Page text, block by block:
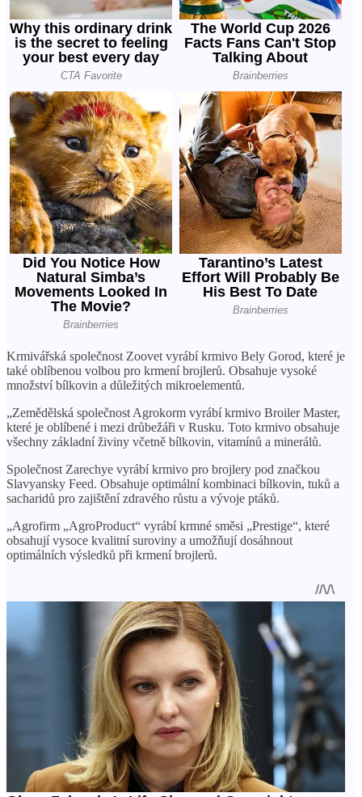
Krmivářská společnost Zoovet vyrábí krmivo Bely Gorod, které je
také oblíbenou volbou pro krmení brojlerů. Obsahuje vysoké
množství bílkovin a důležitých mikroelementů.
„Zemědělská společnost Agrokorm vyrábí krmivo Broiler Master,
které je oblíbené i mezi drůbežáři v Rusku. Toto krmivo obsahuje
všechny základní živiny včetně bílkovin, vitamínů a minerálů.
Společnost Zarechye vyrábí krmivo pro brojlery pod značkou
Slavyansky Feed. Obsahuje optimální kombinaci bílkovin, tuků a
sacharidů pro zajištění zdravého růstu a vývoje ptáků.
„Agrofirm „AgroProduct“ vyrábí krmné směsi „Prestige“, které
obsahují vysoce kvalitní suroviny a umožňují dosáhnout
optimálních výsledků při krmení brojlerů.